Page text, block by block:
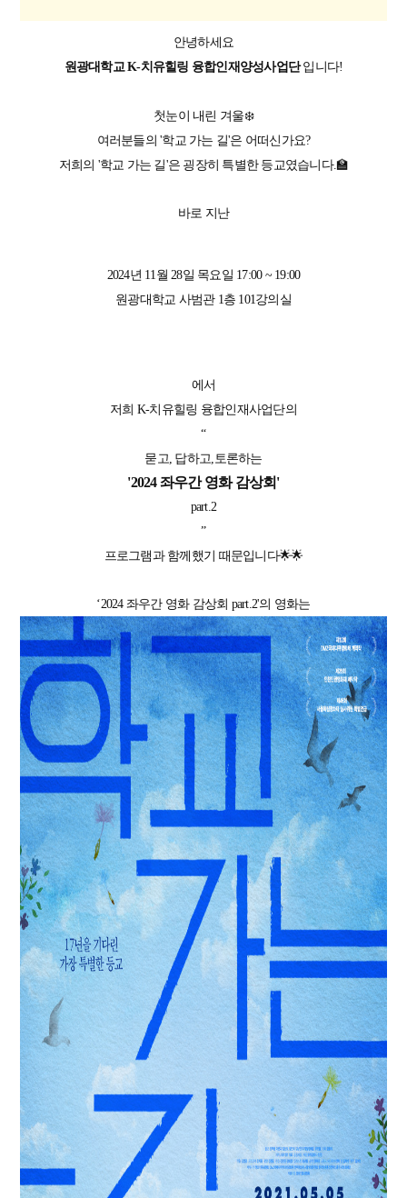
안녕하세요
원광대학교 K-치유힐링 융합인재양성사업단입니다!
첫눈이 내린 겨울❄️
여러분들의 '학교 가는 길'은 어떠신가요?
저희의 '학교 가는 길'은 굉장히 특별한 등교였습니다.🏫
바로 지난
​2024년 11월 28일 목요일 17:00 ~ 19:00
원광대학교 사범관 1층 101강의실
에서
저희 K-치유힐링 융합인재사업단의
“
묻고, 답하고,토론하는
'2024 좌우간 영화 감상회'​
part.2
”
프로그램과 함께했기 때문입니다🌟🌟
‘2024 좌우간 영화 감상회 part.2'의 영화는